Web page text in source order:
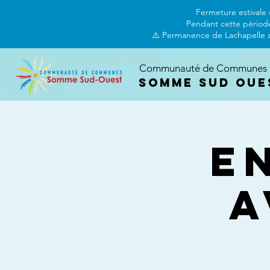
Fermeture estivale
Pendant cette
⚠️ Permanence de Lachapelle
Somme Sud
Communauté de Communes